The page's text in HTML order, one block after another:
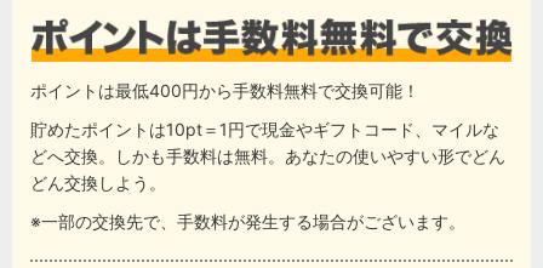
ポイントは最低400円から手数料無料で交換可能！
貯めたポイントは10pt＝1円で現金やギフトコード、マイルな
どへ交換。しかも手数料は無料。あなたの使いやすい形でどん
どん交換しよう。
※一部の交換先で、手数料が発生する場合がございます。